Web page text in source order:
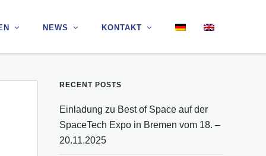
NEWS KONTAKT
NEWS KONTAKT
RECENT POSTS
Einladung zu Best of Space auf der
SpaceTech Expo in Bremen vom 18. –
20.11.2025